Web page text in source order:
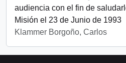
audiencia con el fin de
Misión el 23 de Junio de 1993
Klammer Borgoño, Carlos